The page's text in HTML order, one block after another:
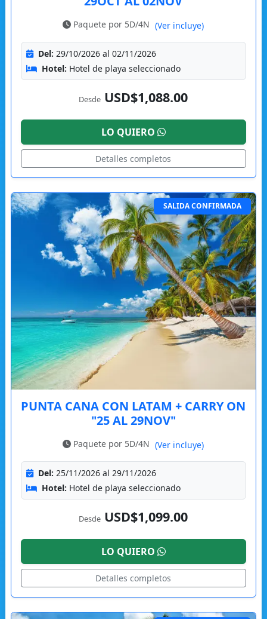
Paquete por 5D/4N (Ver incluye)
Del: 29/10/2026 al 02/11/2026
Hotel: Hotel de playa seleccionado
Desde USD$1,088.00
LO QUIERO
Detalles completos
SALIDA CONFIRMADA
PUNTA CANA CON LATAM + CARRY ON
"25 AL 29NOV"
Paquete por 5D/4N (Ver incluye)
Del: 25/11/2026 al 29/11/2026
Hotel: Hotel de playa seleccionado
Desde USD$1,099.00
LO QUIERO
Detalles completos